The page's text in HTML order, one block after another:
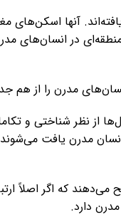
آنها اسکن‌های
در انسان‌های
مدرن را از هم
از نظر شناختی و
مدرن یافت می‌شوند
که اگر اصلاً
دارد.